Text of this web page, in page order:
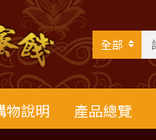
全部
物說明 產品總覽